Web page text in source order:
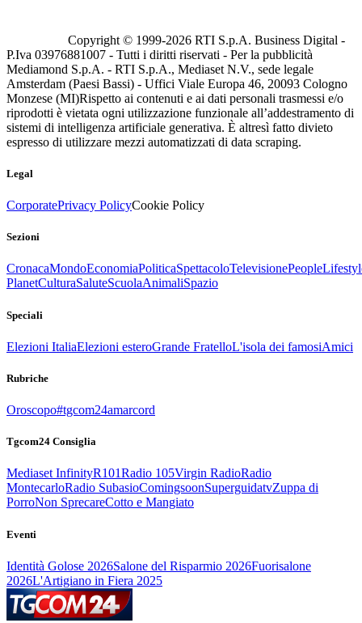
Copyright © 1999-2026 RTI S.p.A. Business Digital -
P.Iva 03976881007 - Tutti i diritti riservati - Per la pubblicità
Mediamond S.p.A. - RTI S.p.A., Mediaset N.V., sede legale
Amsterdam (Paesi Bassi) - Uffici Viale Europa 46, 20093 Cologno
Monzese (MI)Rispetto ai contenuti e ai dati personali trasmessi e/o
riprodotti è vietata ogni utilizzazione funzionale all’addestramento di
sistemi di intelligenza artificiale generativa. È altresì fatto divieto
espresso di utilizzare mezzi automatizzati di data scraping.
Legal
CorporatePrivacy PolicyCookie Policy
Sezioni
CronacaMondoEconomiaPoliticaSpettacoloTelevisionePeople
PlanetCulturaSaluteScuolaAnimaliSpazio
Speciali
Elezioni ItaliaElezioni esteroGrande FratelloL'isola dei famosiAmici
Rubriche
Oroscopo#tgcom24amarcord
Tgcom24 Consiglia
Mediaset InfinityR101Radio 105Virgin RadioRadio
MontecarloRadio SubasioComingsoonSuperguidatvZuppa di
PorroNon SprecareCotto e Mangiato
Eventi
Identità Golose 2026Salone del Risparmio 2026Fuorisalone
2026L'Artigiano in Fiera 2025